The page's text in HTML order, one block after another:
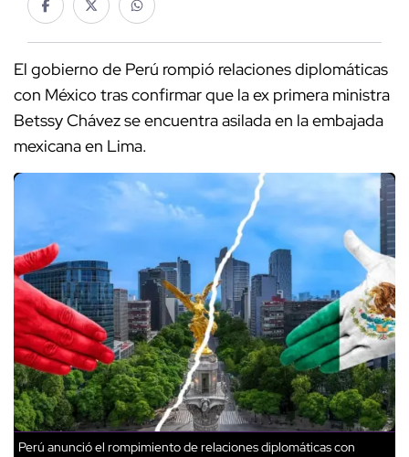
El gobierno de Perú rompió relaciones diplomáticas
con México tras confirmar que la ex primera ministra
Betssy Chávez se encuentra asilada en la embajada
mexicana en Lima.
Perú anunció el rompimiento de relaciones diplomáticas con